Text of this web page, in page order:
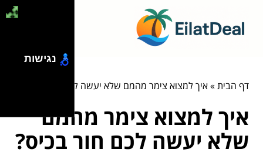
דף הבית»איך למצוא צימר מהמם שלא יעשה לכם חור בכיס?
איך למצוא צימר מהמם
שלא יעשה לכם חור בכיס?
נגישות